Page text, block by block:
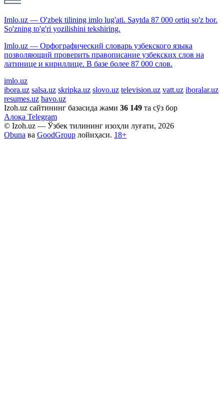
Imlo.uz — O'zbek tilining imlo lug'ati. Saytda 87 000 ortiq so'z bor.
So'zning to'g'ri yozilishini tekshiring.
Imlo.uz — Орфографический словарь узбекского языка
позволяющий проверить правописание узбекских слов на
латинице и кириллице. В базе более 87 000 слов.
imlo.uz
ibora.uz salsa.uz skripka.uz slovo.uz television.uz vatt.uz iboralar.uz
resumes.uz havo.uz
Izoh.uz сайтининг базасида жами 36 149 та сўз бор
Алоқа Telegram
© Izoh.uz — Ўзбек тилининг изоҳли луғати, 2026
Obuna ва GoodGroup лойиҳаси. 18+